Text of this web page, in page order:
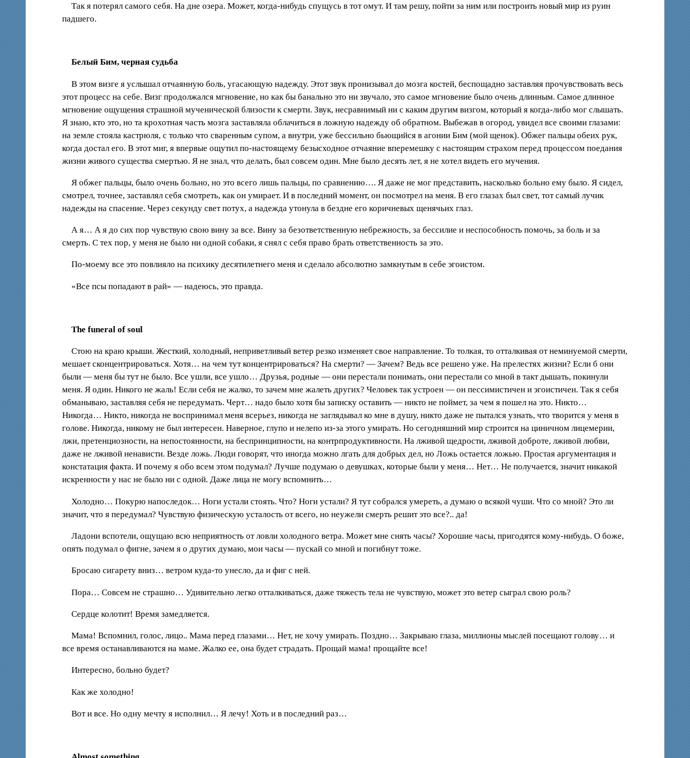
Так я потерял самого себя. На дне озера. Может, когда-нибудь спущусь в тот омут. И там решу, пойти за ним или построить новый мир из руин
падшего.
Белый Бим, черная судьба
В этом визге я услышал отчаянную боль, угасающую надежду. Этот звук пронизывал до мозга костей, беспощадно заставляя прочувствовать весь
этот процесс на себе. Визг продолжался мгновение, но как бы банально это ни звучало, это самое мгновение было очень длинным. Самое длинное
мгновение ощущения страшной мученической близости к смерти. Звук, несравнимый ни с каким другим визгом, который я когда-либо мог слышать.
Я знаю, кто это, но та крохотная часть мозга заставляла облачиться в ложную надежду об обратном. Выбежав в огород, увидел все своими глазами:
на земле стояла кастрюля, с только что сваренным супом, а внутри, уже бессильно бьющийся в агонии Бим (мой щенок). Обжег пальцы обеих рук,
когда достал его. В этот миг, я впервые ощутил по-настоящему безысходное отчаяние вперемешку с настоящим страхом перед процессом поедания
жизни живого существа смертью. Я не знал, что делать, был совсем один. Мне было десять лет, я не хотел видеть его мучения.
Я обжег пальцы, было очень больно, но это всего лишь пальцы, по сравнению…. Я даже не мог представить, насколько больно ему было. Я сидел,
смотрел, точнее, заставлял себя смотреть, как он умирает. И в последний момент, он посмотрел на меня. В его глазах был свет, тот самый лучик
надежды на спасение. Через секунду свет потух, а надежда утонула в бездне его коричневых щенячьих глаз.
А я… А я до сих пор чувствую свою вину за все. Вину за безответственную небрежность, за бессилие и неспособность помочь, за боль и за
смерть. С тех пор, у меня не было ни одной собаки, я снял с себя право брать ответственность за это.
По-моему все это повлияло на психику десятилетнего меня и сделало абсолютно замкнутым в себе эгоистом.
«Все псы попадают в рай» — надеюсь, это правда.
The funeral of soul
Стою на краю крыши. Жесткий, холодный, неприветливый ветер резко изменяет свое направление. То толкая, то отталкивая от неминуемой смерти,
мешает сконцентрироваться. Хотя… на чем тут концентрироваться? На смерти? — Зачем? Ведь все решено уже. На прелестях жизни? Если б они
были — меня бы тут не было. Все ушли, все ушло… Друзья, родные — они перестали понимать, они перестали со мной в такт дышать, покинули
меня. Я один. Никого не жаль! Если себя не жалко, то зачем мне жалеть других? Человек так устроен — он пессимистичен и эгоистичен. Так я себя
обманываю, заставляя себя не передумать. Черт… надо было хотя бы записку оставить — никто не поймет, за чем я пошел на это. Никто…
Никогда… Никто, никогда не воспринимал меня всерьез, никогда не заглядывал ко мне в душу, никто даже не пытался узнать, что творится у меня в
голове. Никогда, никому не был интересен. Наверное, глупо и нелепо из-за этого умирать. Но сегодняшний мир строится на циничном лицемерии,
лжи, претенциозности, на непостоянности, на беспринципности, на контрпродуктивности. На лживой щедрости, лживой доброте, лживой любви,
даже не лживой ненависти. Везде ложь. Люди говорят, что иногда можно лгать для добрых дел, но Ложь остается ложью. Простая аргументация и
констатация факта. И почему я обо всем этом подумал? Лучше подумаю о девушках, которые были у меня… Нет… Не получается, значит никакой
искренности у нас не было ни с одной. Даже лица не могу вспомнить…
Холодно… Покурю напоследок… Ноги устали стоять. Что? Ноги устали? Я тут собрался умереть, а думаю о всякой чуши. Что со мной? Это ли
значит, что я передумал? Чувствую физическую усталость от всего, но неужели смерть решит это все?.. да!
Ладони вспотели, ощущаю всю неприятность от ловли холодного ветра. Может мне снять часы? Хорошие часы, пригодятся кому-нибудь. О боже,
опять подумал о фигне, зачем я о других думаю, мои часы — пускай со мной и погибнут тоже.
Бросаю сигарету вниз… ветром куда-то унесло, да и фиг с ней.
Пора… Совсем не страшно… Удивительно легко отталкиваться, даже тяжесть тела не чувствую, может это ветер сыграл свою роль?
Сердце колотит! Время замедляется.
Мама! Вспомнил, голос, лицо.. Мама перед глазами… Нет, не хочу умирать. Поздно… Закрываю глаза, миллионы мыслей посещают голову… и
все время останавливаются на маме. Жалко ее, она будет страдать. Прощай мама! прощайте все!
Интересно, больно будет?
Как же холодно!
Вот и все. Но одну мечту я исполнил… Я лечу! Хоть и в последний раз…